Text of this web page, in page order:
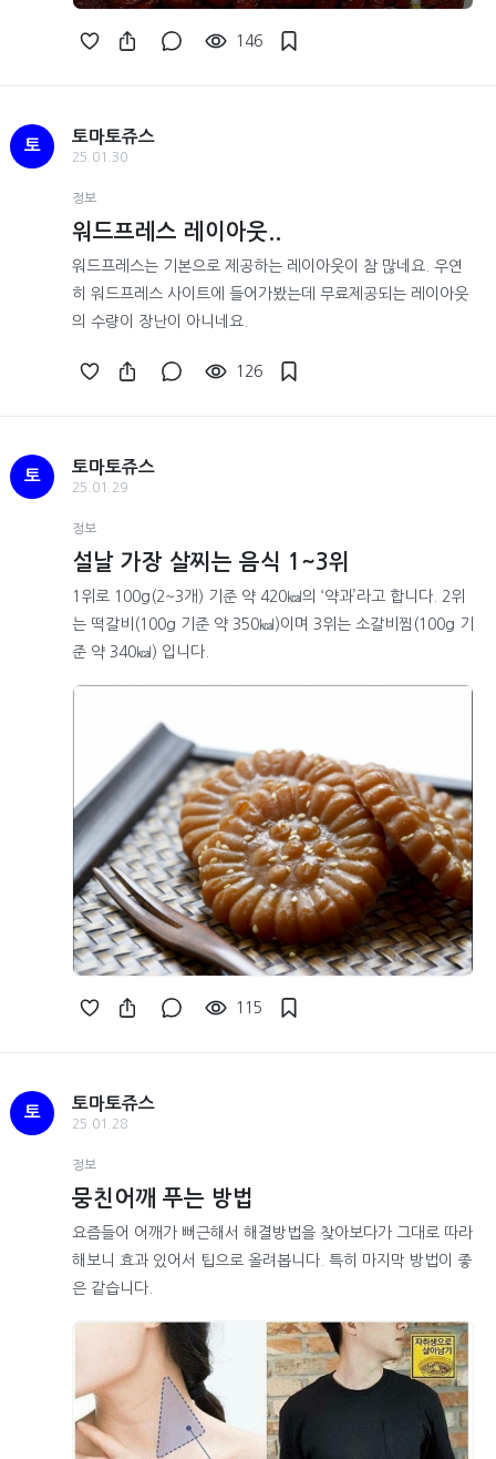
146
토
토마토쥬스
25.01.30
정보
워드프레스 레이아웃..
워드프레스는 기본으로 제공하는 레이아웃이 참 많네요. 우연
히 워드프레스 사이트에 들어가봤는데 무료제공되는 레이아웃
의 수량이 장난이 아니네요.
126
토
토마토쥬스
25.01.29
정보
설날 가장 살찌는 음식 1~3위
1위로 100g(2~3개) 기준 약 420㎉의 ‘약과’라고 합니다. 2위
는 떡갈비(100g 기준 약 350㎉)이며 3위는 소갈비찜(100g 기
준 약 340㎉) 입니다.
115
토
토마토쥬스
25.01.28
정보
뭉친어깨 푸는 방법
요즘들어 어깨가 뻐근해서 해결방법을 찾아보다가 그대로 따라
해보니 효과 있어서 팁으로 올려봅니다. 특히 마지막 방법이 좋
은 같습니다.